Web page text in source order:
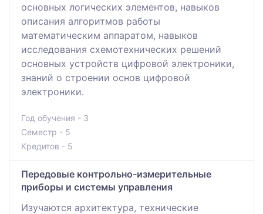
основных логических элементов, навыков
описания алгоритмов работы
математическим аппаратом, навыков
исследования схемотехнических решений
основных устройств цифровой электроники,
знаний о строении основ цифровой
электроники.
Год обучения - 3
Семестр - 5
Кредитов - 5
Передовые контрольно-измерительные
приборы и системы управления
Изучаются архитектура, технические